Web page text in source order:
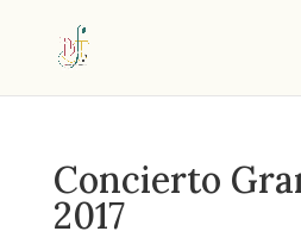
Concierto
2017